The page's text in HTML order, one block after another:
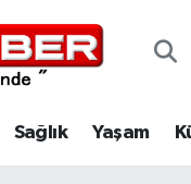
Sağlık Yaşam